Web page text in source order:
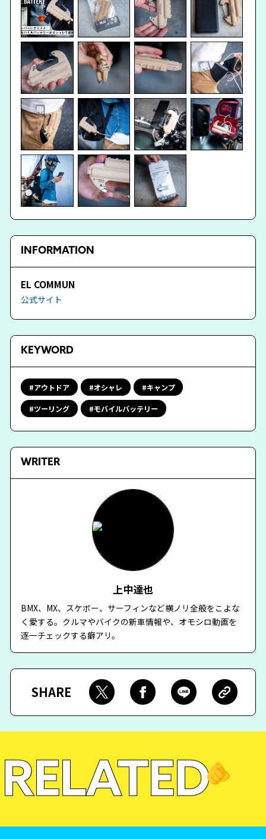
INFORMATION
EL COMMUN
公式サイト
KEYWORD
アウトドア オシャレ キャンプ
ツーリング モバイルバッテリー
WRITER
上中達也
BMX、MX、スケボー、サーフィンなど横ノリ全般をこよな
く愛する。クルマやバイクの新車情報や、オモシロ動画を
逐一チェックする癖アリ。
SHARE
RELATED🫵